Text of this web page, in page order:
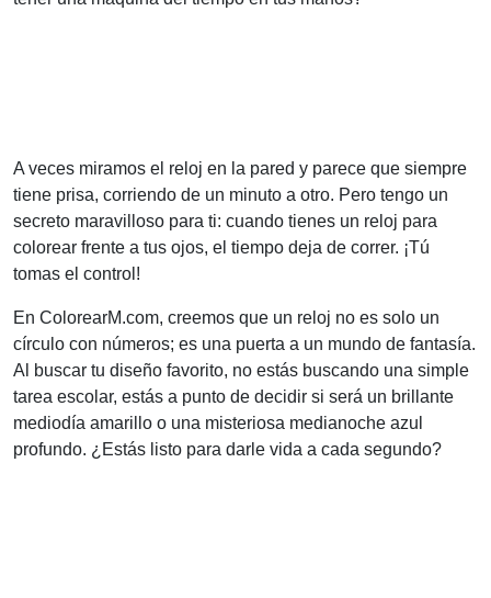
A veces miramos el reloj en la pared y parece que siempre
tiene prisa, corriendo de un minuto a otro. Pero tengo un
secreto maravilloso para ti: cuando tienes un reloj para
colorear frente a tus ojos, el tiempo deja de correr. ¡Tú
tomas el control!
En ColorearM.com, creemos que un reloj no es solo un
círculo con números; es una puerta a un mundo de fantasía.
Al buscar tu diseño favorito, no estás buscando una simple
tarea escolar, estás a punto de decidir si será un brillante
mediodía amarillo o una misteriosa medianoche azul
profundo. ¿Estás listo para darle vida a cada segundo?